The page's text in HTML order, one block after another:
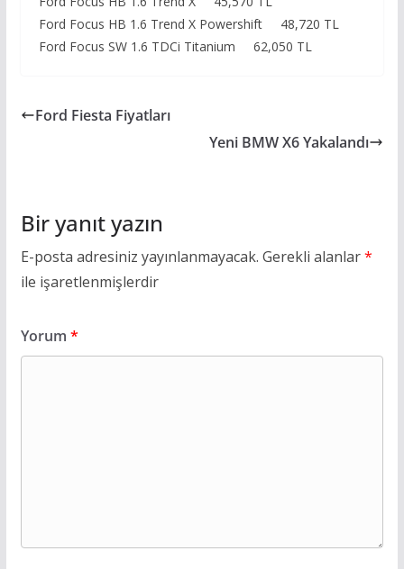
Ford Focus HB 1.6 Trend X Powershift 48,720 TL
Ford Focus SW 1.6 TDCi Titanium 62,050 TL
Ford Fiesta Fiyatları
Yeni BMW X6 Yakalandı
Bir yanıt yazın
E-posta adresiniz yayınlanmayacak. Gerekli alanlar*
ile işaretlenmişlerdir
Yorum *